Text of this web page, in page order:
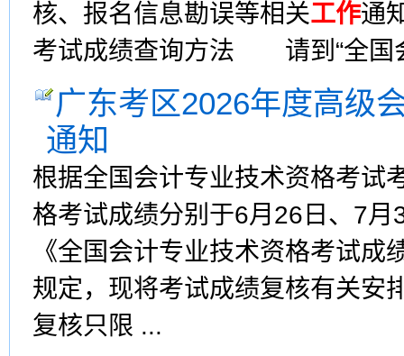
核、报名信息勘误等相关工作通
考试成绩查询方法 请到“全国
广东考区2026年度高级
通知
根据全国会计专业技术资格考试
格考试成绩分别于6月26日、7
《全国会计专业技术资格考试成
规定，现将考试成绩复核有关
复核只限 ...